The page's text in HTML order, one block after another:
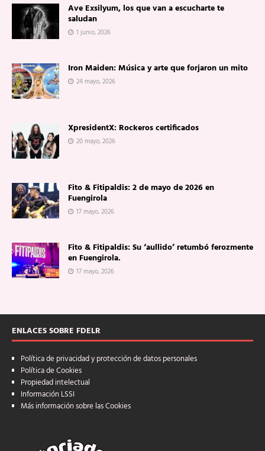
Ave Exsilyum, los que van a escucharte te
saludan
1 junio, 2026
Iron Maiden: Música y arte que forjaron un mito
24 mayo, 2026
XpresidentX: Rockeros certificados
20 mayo, 2026
Fito & Fitipaldis: 2 de mayo de 2026 en
Fuengirola
17 mayo, 2026
Fito & Fitipaldis: Su ‘aullido’ retumbó ferozmente
en Fuengirola.
17 mayo, 2026
ENLACES SOBRE FDELR
Política de privacidad y protección de datos personales
Política de Cookies
Propiedad intelectual
Información LSSI
Más información sobre las Cookies